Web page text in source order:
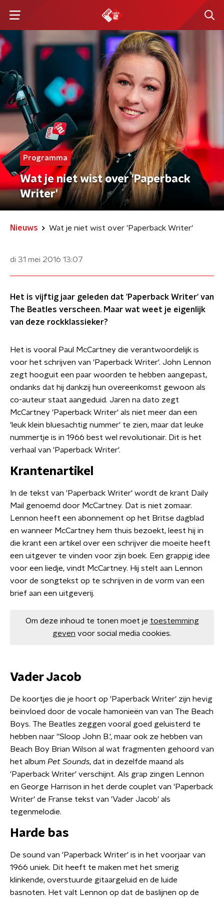
Programma
Wat je niet wist over 'Paperback
Writer'
Nieuws Wat je niet wist over 'Paperback Writer'
di 31 mei 2016 13:07
Het is vijftig jaar geleden dat 'Paperback Writer' van
The Beatles verscheen. Maar wat weet je eigenlijk
van deze rockklassieker?
Het is vooral Paul McCartney die verantwoordelijk is
voor het schrijven van 'Paperback Writer'. John Lennon
zegt hooguit een paar woorden te hebben aangepast,
ondanks dat hij dankzij hun overeenkomst gewoon als
co-auteur staat aangeduid. Jaren na dato zegt
McCartney 'Paperback Writer' als niet meer dan een
'leuk klein bluesachtig nummer' te zien, maar dat leuke
nummertje is in 1966 best wel revolutionair. Dit is het
verhaal van 'Paperback Writer'.
Krantenartikel
In de tekst van 'Paperback Writer' wordt de krant Daily
Mail genoemd door McCartney. Dat is niet zomaar.
Lennon heeft een abonnement op het Britse dagblad
en wanneer McCartney hem thuis bezoekt, leest hij in
die krant een artikel over een schrijver die moeite heeft
een uitgever te vinden voor zijn boek. Een grappig idee
voor een liedje, vindt McCartney. Hij stelt aan Lennon
voor de songtekst op te schrijven in de vorm van een
brief aan een uitgeverij.
Om deze inhoud te tonen moet je toestemming
geven voor social media cookies.
Vader Jacob
De koortjes die je hoort op 'Paperback Writer' zijn hevig
beïnvloed door de vocale hamonieën van van The Beach
Boys. The Beatles zeggen vooral goed geluisterd te
hebben naar ''Sloop John B.', maar ook ze hebben van
Beach Boy Brian Wilson al wat fragmenten gehoord van
het album Pet Sounds, dat in dezelfde maand als
'Paperback Writer' verschijnt. Als grap zingen Lennon
en George Harrison in het derde couplet van 'Paperback
Writer' de Franse tekst van 'Vader Jacob' als
tegenmelodie.
Harde bas
De sound van 'Paperback Writer' is in het voorjaar van
1966 uniek. Dit heeft te maken met het smerig
klinkende, overstuurde gitaargeluid en de luide
basnoten. Het valt Lennon op dat de baslijnen op de